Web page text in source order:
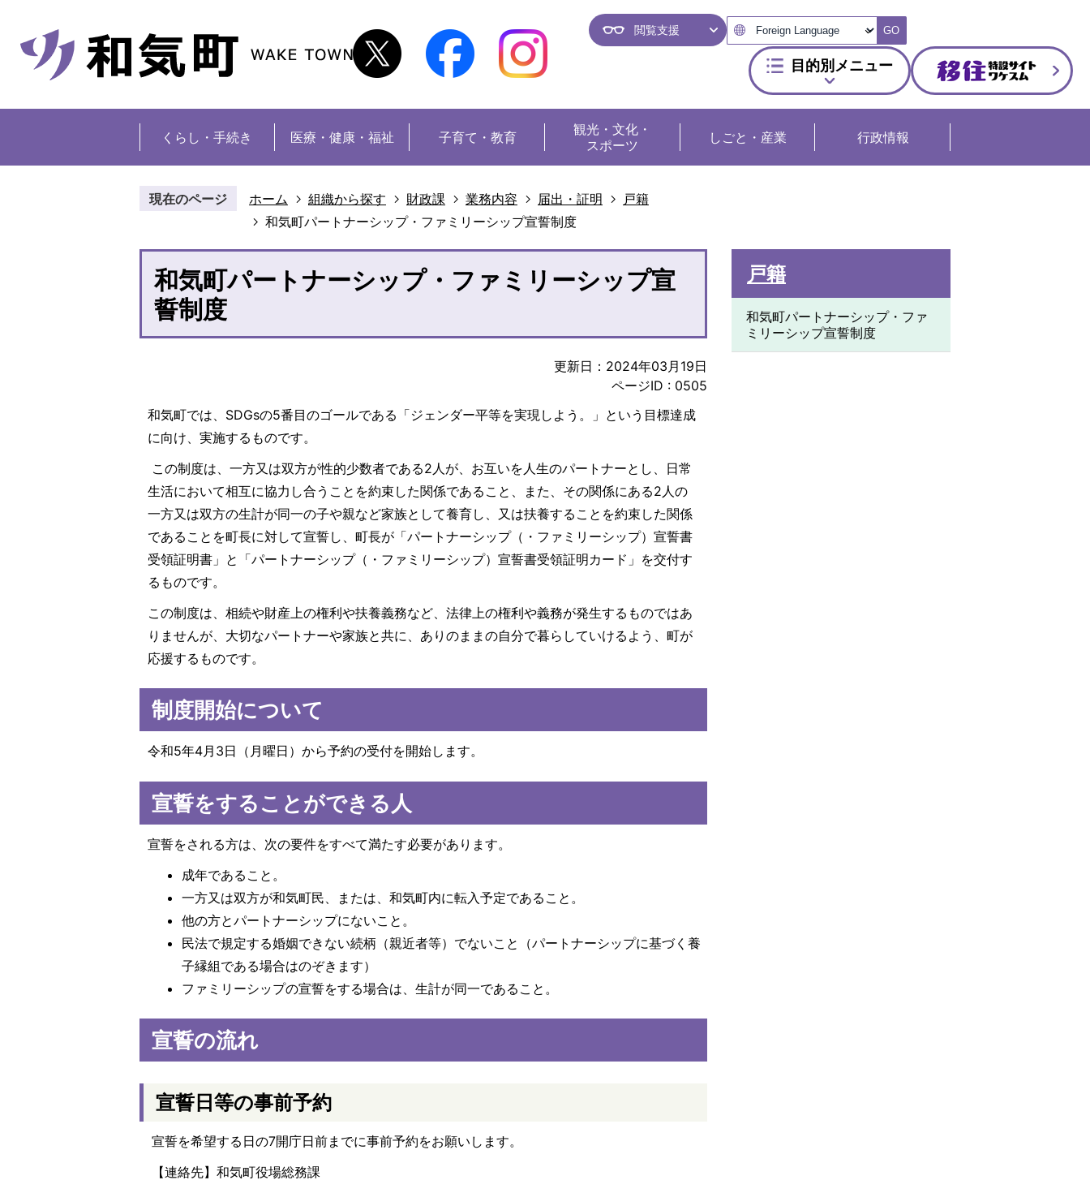
閲覧支援 GO
目的別メニュー
くらし・手続き 医療・健康・福祉 子育て・教育 観光・文化・
スポーツ
しごと・産業 行政情報
現在のページ ホーム 組織から探す 財政課 業務内容 届出・証明
戸籍
和気町パートナーシップ・ファミリーシップ宣誓制度
和気町パートナーシップ・ファミリーシップ宣
誓制度
更新日：2024年03月19日
ページID : 0505
和気町では、SDGsの5番目のゴールである「ジェンダー平等を実現しよう。」という目標達成
に向け、実施するものです。
この制度は、一方又は双方が性的少数者である2人が、お互いを人生のパートナーとし、日常
生活において相互に協力し合うことを約束した関係であること、また、その関係にある2人の
一方又は双方の生計が同一の子や親など家族として養育し、又は扶養することを約束した関係
であることを町長に対して宣誓し、町長が「パートナーシップ（・ファミリーシップ）宣誓書
受領証明書」と「パートナーシップ（・ファミリーシップ）宣誓書受領証明カード」を交付す
るものです。
この制度は、相続や財産上の権利や扶養義務など、法律上の権利や義務が発生するものではあ
りませんが、大切なパートナーや家族と共に、ありのままの自分で暮らしていけるよう、町が
応援するものです。
制度開始について
令和5年4月3日（月曜日）から予約の受付を開始します。
宣誓をすることができる人
宣誓をされる方は、次の要件をすべて満たす必要があります。
成年であること。
一方又は双方が和気町民、または、和気町内に転入予定であること。
他の方とパートナーシップにないこと。
民法で規定する婚姻できない続柄（親近者等）でないこと（パートナーシップに基づく養
子縁組である場合はのぞきます）
ファミリーシップの宣誓をする場合は、生計が同一であること。
宣誓の流れ
宣誓日等の事前予約
宣誓を希望する日の7開庁日前までに事前予約をお願いします。
【連絡先】和気町役場総務課
戸籍
和気町パートナーシップ・ファ
ミリーシップ宣誓制度